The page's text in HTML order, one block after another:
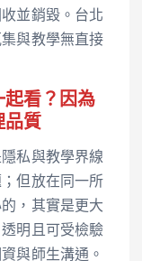
並銷毀。台北
與教學無直接
看？因為
品質
私與教學界線
但放在同一所
，其實是更大
明且可受檢驗
與師生溝通。